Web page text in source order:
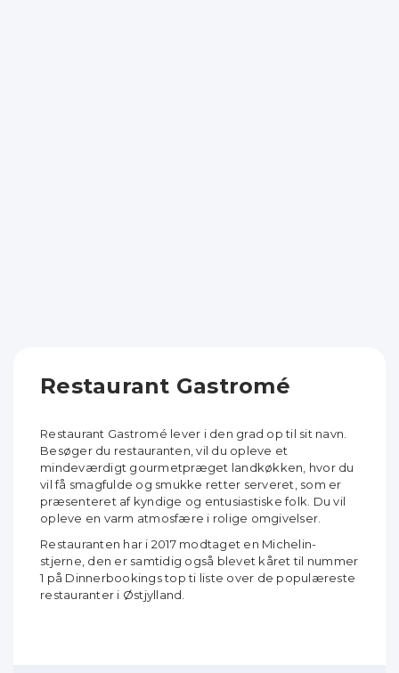
Restaurant Gastromé
Restaurant Gastromé lever i den grad op til sit navn.
Besøger du restauranten, vil du opleve et
mindeværdigt gourmetpræget landkøkken, hvor du
vil få smagfulde og smukke retter serveret, som er
præsenteret af kyndige og entusiastiske folk. Du vil
opleve en varm atmosfære i rolige omgivelser.
Restauranten har i 2017 modtaget en Michelin-
stjerne, den er samtidig også blevet kåret til nummer
1 på Dinnerbookings top ti liste over de populæreste
restauranter i Østjylland.